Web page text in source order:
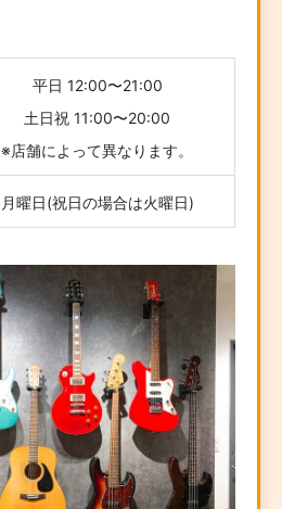
平日 12:00〜21:00
土日祝 11:00〜20:00
※店舗によって異なります。
月曜日(祝日の場合は火曜日)